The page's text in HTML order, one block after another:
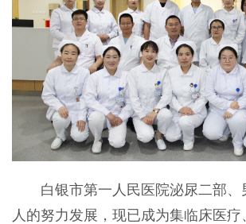
白银市第一人民医院泌尿二部
人的努力发展，现已成为集临床医疗